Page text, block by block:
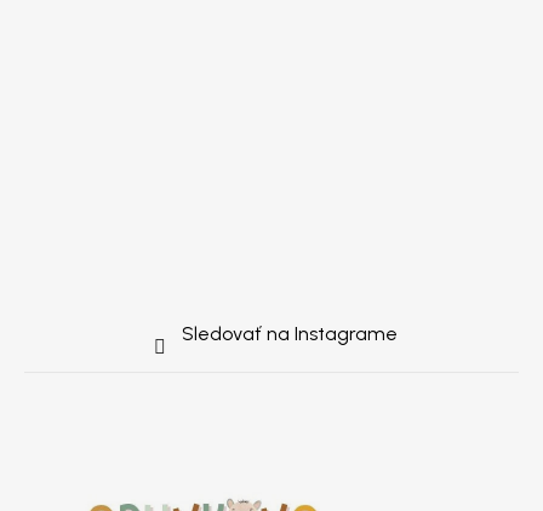
Sledovať na Instagrame